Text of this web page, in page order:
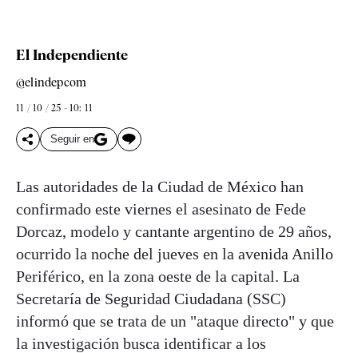
El Independiente
@elindepcom
11 / 10 / 25 - 10: 11
Seguir en
Las autoridades de la Ciudad de México han
confirmado este viernes el asesinato de Fede
Dorcaz, modelo y cantante argentino de 29 años,
ocurrido la noche del jueves en la avenida Anillo
Periférico, en la zona oeste de la capital. La
Secretaría de Seguridad Ciudadana (SSC)
informó que se trata de un "ataque directo" y que
la investigación busca identificar a los